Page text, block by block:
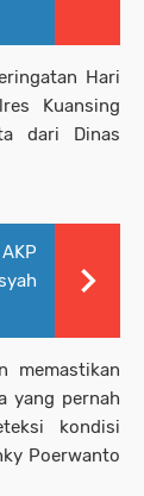
Hari
Kuansing
dari Dinas
memastikan
yang pernah
kondisi
Poerwanto